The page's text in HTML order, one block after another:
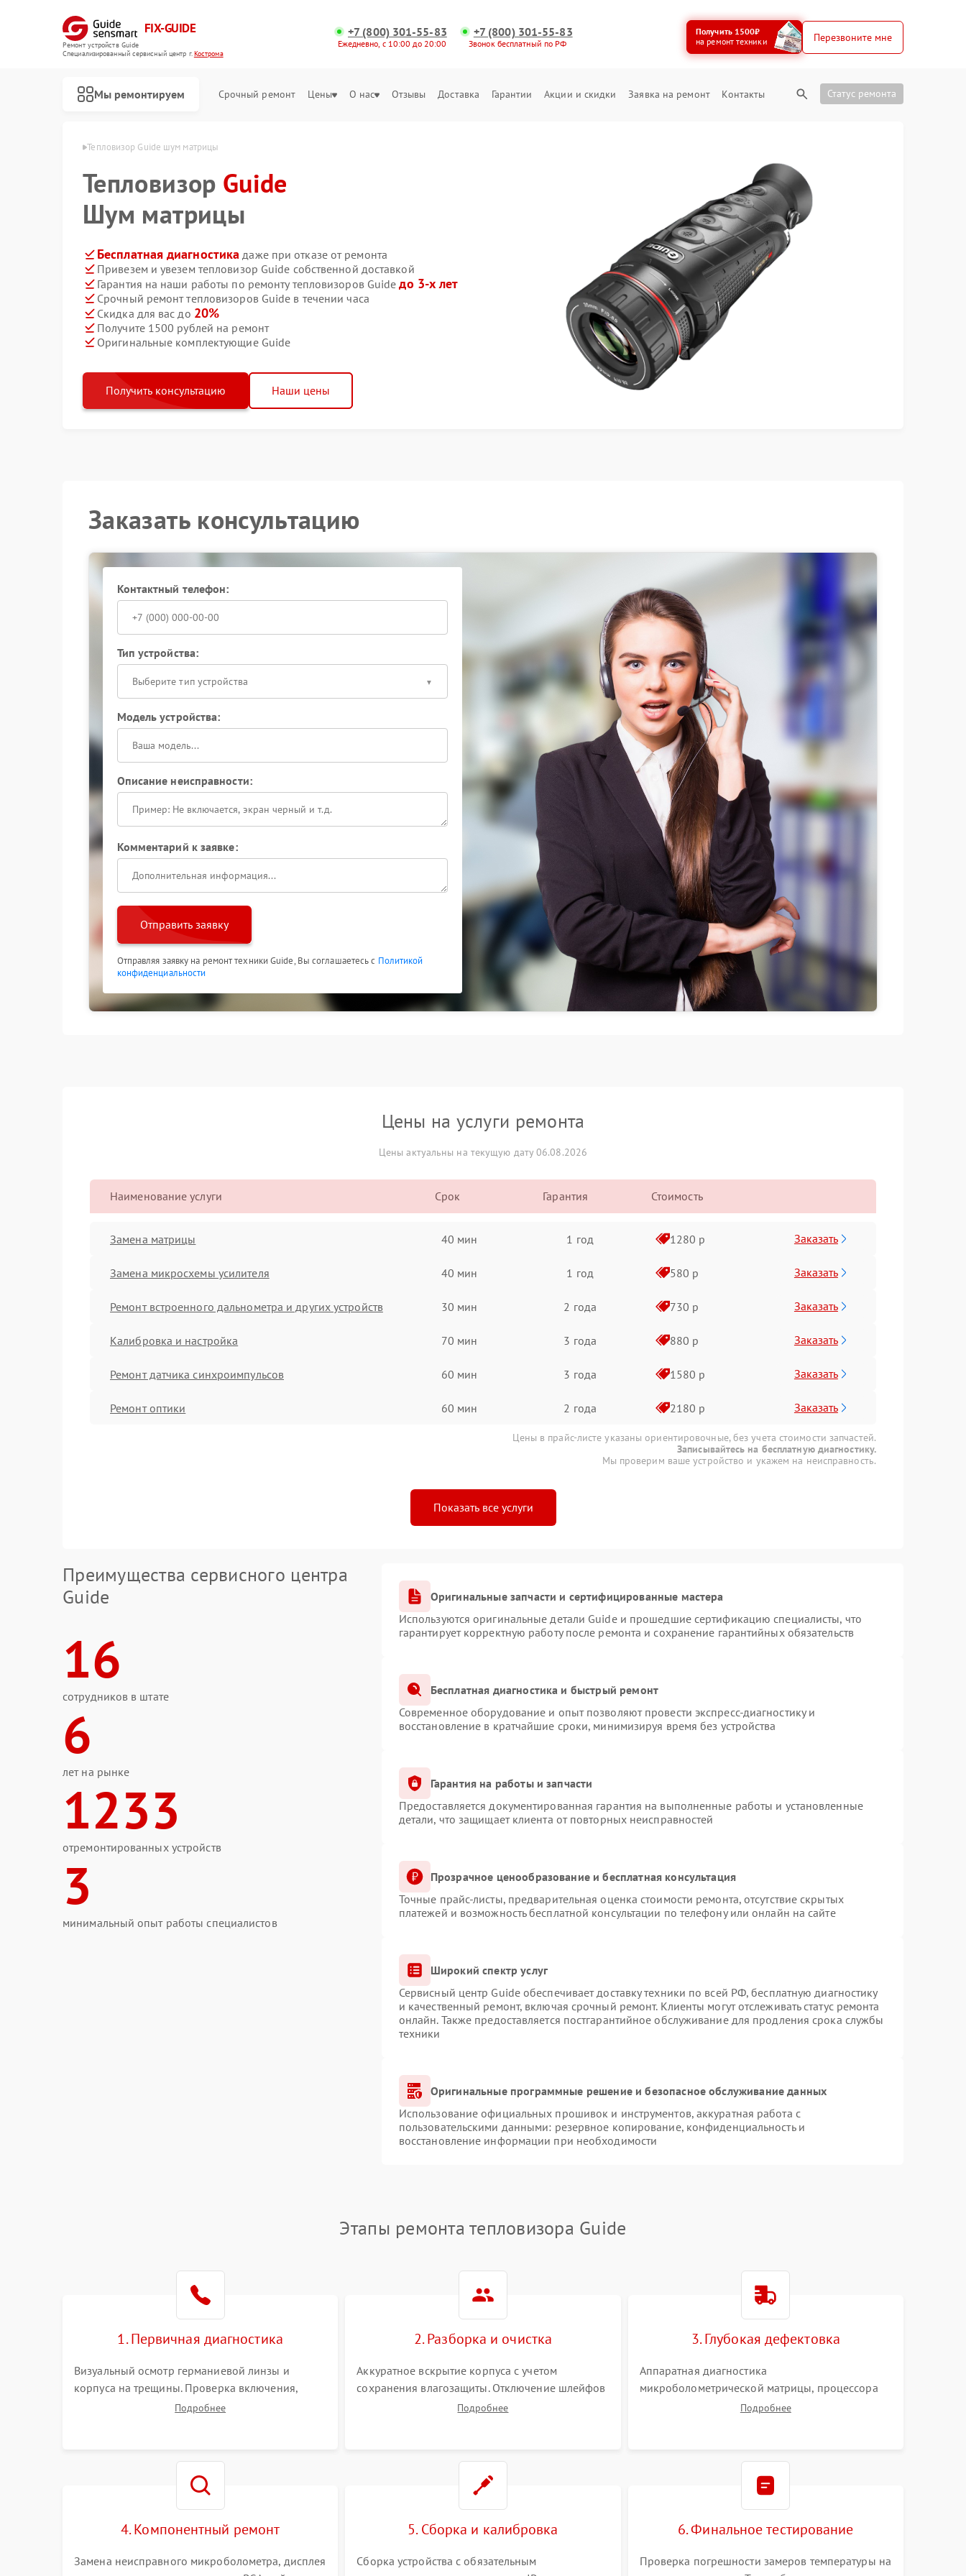
FIX-GUIDE
Ремонт устройств Guide
Специализированный cервисный центр г.Кострома
+7 (800) 301-55-83
Ежедневно, с 10:00 до 20:00
+7 (800) 301-55-83
Звонок бесплатный по РФ
Получить 1500₽
на ремонт техники
Перезвоните мне
Мы ремонтируем Срочный ремонт Цены О нас Отзывы Доставка Гарантии Акции и скидки Заявка на ремонт Контакты Статус ремонта
Guide в Костроме Тепловизор Guide шум матрицы
Тепловизор Guide
Шум матрицы
Бесплатная диагностика даже при отказе от ремонта
Привезем и увезем тепловизор Guide собственной доставкой
Гарантия на наши работы по ремонту тепловизоров Guideдо 3-х лет
Срочный ремонт тепловизоров Guide в течении часа
Скидка для вас до 20%
Получите 1500 рублей на ремонт
Оригинальные комплектующие Guide
Получить консультацию Наши цены
Заказать консультацию
Контактный телефон:
Тип устройства:
Выберите тип устройства
Модель устройства:
Описание неисправности:
Комментарий к заявке:
Отправить заявку
Отправляя заявку на ремонт техники Guide, Вы соглашаетесь с Политикой
конфиденциальности
Цены на услуги ремонта
Цены актуальны на текущую дату 06.08.2026
Наименование услуги Срок Гарантия Стоимость
Замена матрицы 40 мин 1 год 1280 р Заказать
Замена микросхемы усилителя 40 мин 1 год 580 р Заказать
Ремонт встроенного дальнометра и других устройств 30 мин 2 года 730 р Заказать
Калибровка и настройка 70 мин 3 года 880 р Заказать
Ремонт датчика синхроимпульсов 60 мин 3 года 1580 р Заказать
Ремонт оптики 60 мин 2 года 2180 р Заказать
Цены в прайс-листе указаны ориентировочные, без учета стоимости запчастей.
Записывайтесь на бесплатную диагностику.
Мы проверим ваше устройство и укажем на неисправность.
Показать все услуги
Преимущества сервисного центра
Guide
16
сотрудников в штате
6
лет на рынке
1233
отремонтированных устройств
3
минимальный опыт работы специалистов
Оригинальные запчасти и сертифицированные мастера
Используются оригинальные детали Guide и прошедшие сертификацию специалисты, что
гарантирует корректную работу после ремонта и сохранение гарантийных обязательств
Бесплатная диагностика и быстрый ремонт
Современное оборудование и опыт позволяют провести экспресс-диагностику и
восстановление в кратчайшие сроки, минимизируя время без устройства
Гарантия на работы и запчасти
Предоставляется документированная гарантия на выполненные работы и установленные
детали, что защищает клиента от повторных неисправностей
Прозрачное ценообразование и бесплатная консультация
Точные прайс-листы, предварительная оценка стоимости ремонта, отсутствие скрытых
платежей и возможность бесплатной консультации по телефону или онлайн на сайте
Широкий спектр услуг
Сервисный центр Guide обеспечивает доставку техники по всей РФ, бесплатную диагностику
и качественный ремонт, включая срочный ремонт. Клиенты могут отслеживать статус ремонта
онлайн. Также предоставляется постгарантийное обслуживание для продления срока службы
техники
Оригинальные программные решение и безопасное обслуживание данных
Использование официальных прошивок и инструментов, аккуратная работа с
пользовательскими данными: резервное копирование, конфиденциальность и
восстановление информации при необходимости
Этапы ремонта тепловизора Guide
1. Первичная диагностика
Визуальный осмотр германиевой линзы и
корпуса на трещины. Проверка включения,
реакции кнопок и разъемов зарядки. Оценка
Подробнее
2. Разборка и очистка
Аккуратное вскрытие корпуса с учетом
сохранения влагозащиты. Отключение шлейфов
питания и дисплея. Очистка внутренних плат от
Подробнее
3. Глубокая дефектовка
Аппаратная диагностика
микроболометрической матрицы, процессора
обработки изображений и цепей питания.
Подробнее
4. Компонентный ремонт
Замена неисправного микроболометра, дисплея
5. Сборка и калибровка
Сборка устройства с обязательным
6. Финальное тестирование
Проверка погрешности замеров температуры на